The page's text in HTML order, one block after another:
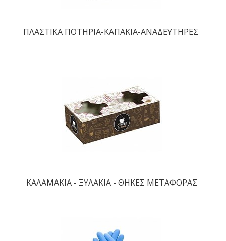
ΠΛΑΣΤΙΚΑ ΠΟΤΗΡΙΑ-ΚΑΠΑΚΙΑ-ΑΝΑΔΕΥΤΗΡΕΣ
ΚΑΛΑΜΑΚΙΑ - ΞΥΛΑΚΙΑ - ΘΗΚΕΣ ΜΕΤΑΦΟΡΑΣ